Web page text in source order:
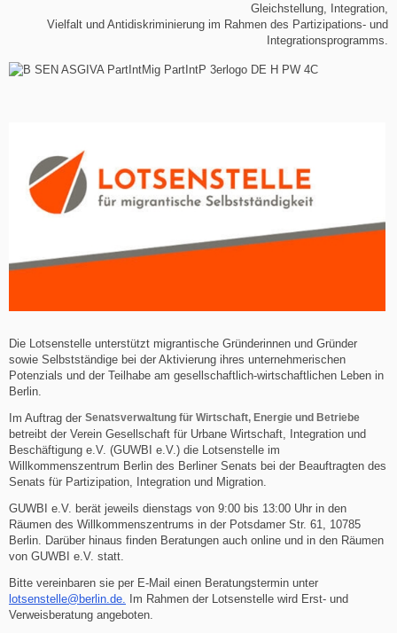
Gleichstellung, Integration,
Vielfalt und Antidiskriminierung im Rahmen des Partizipations- und
Integrationsprogramms.
Die Lotsenstelle unterstützt migrantische Gründerinnen und Gründer
sowie Selbstständige bei der Aktivierung ihres unternehmerischen
Potenzials und der Teilhabe am gesellschaftlich-wirtschaftlichen Leben in
Berlin.
Im Auftrag der Senatsverwaltung für Wirtschaft, Energie und Betriebe
betreibt der Verein Gesellschaft für Urbane Wirtschaft, Integration und
Beschäftigung e.V. (GUWBI e.V.) die Lotsenstelle im
Willkommenszentrum Berlin des Berliner Senats bei der Beauftragten des
Senats für Partizipation, Integration und Migration.
GUWBI e.V. berät jeweils dienstags von 9:00 bis 13:00 Uhr in den
Räumen des Willkommenszentrums in der Potsdamer Str. 61, 10785
Berlin. Darüber hinaus finden Beratungen auch online und in den Räumen
von GUWBI e.V. statt.
Bitte vereinbaren sie per E-Mail einen Beratungstermin unter
lotsenstelle@berlin.de Im Rahmen der Lotsenstelle wird Erst- und
Verweisberatung angeboten.